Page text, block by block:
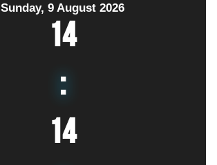
Sunday, 9 August 2026
14
:
14